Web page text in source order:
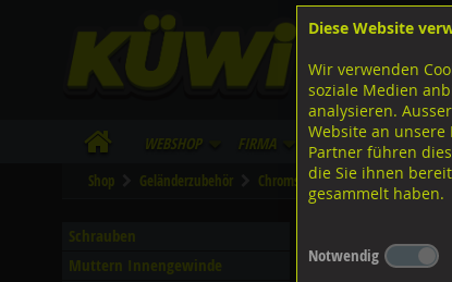
Lagerstrasse 8
Tel. 043 455 20 30
WebShop Firma Lieferinfo
Shop Geländerzubehör Chromstahlseile - Zubehör
Schrauben
Muttern Innengewinde
Diese Website
Wir verwenden
soziale Medien
analysieren.
Website an
Partner führen
die Sie ihnen
gesammelt haben.
Notwendig